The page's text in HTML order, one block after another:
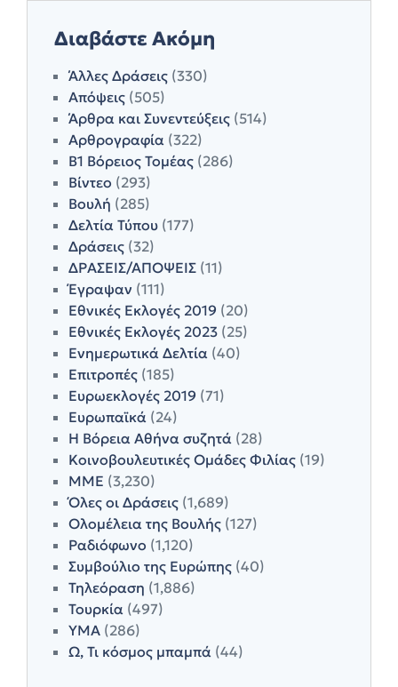
Διαβάστε Ακόμη
Άλλες Δράσεις (330)
Απόψεις (505)
Άρθρα και Συνεντεύξεις (514)
Αρθρογραφία (322)
Β1 Βόρειος Τομέας (286)
Βίντεο (293)
Βουλή (285)
Δελτία Τύπου (177)
Δράσεις (32)
ΔΡΑΣΕΙΣ/ΑΠΟΨΕΙΣ (11)
Έγραψαν (111)
Εθνικές Εκλογές 2019 (20)
Εθνικές Εκλογές 2023 (25)
Ενημερωτικά Δελτία (40)
Επιτροπές (185)
Ευρωεκλογές 2019 (71)
Ευρωπαϊκά (24)
Η Βόρεια Αθήνα συζητά (28)
Κοινοβουλευτικές Ομάδες Φιλίας (19)
ΜΜΕ (3,230)
Όλες οι Δράσεις (1,689)
Ολομέλεια της Βουλής (127)
Ραδιόφωνο (1,120)
Συμβούλιο της Ευρώπης (40)
Τηλεόραση (1,886)
Τουρκία (497)
ΥΜΑ (286)
Ω, Τι κόσμος μπαμπά (44)